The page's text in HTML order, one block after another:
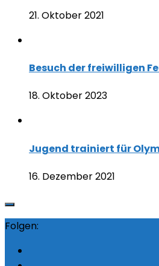
21. Oktober 2021
Besuch der freiwilligen
18. Oktober 2023
Jugend trainiert für
16. Dezember 2021
Folgen: